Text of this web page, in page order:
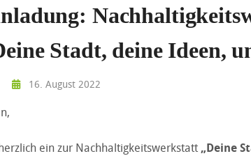
Stadt, deine Ideen,
16. August 2022
ein zur Nachhaltigkeitswerkstatt „Deine